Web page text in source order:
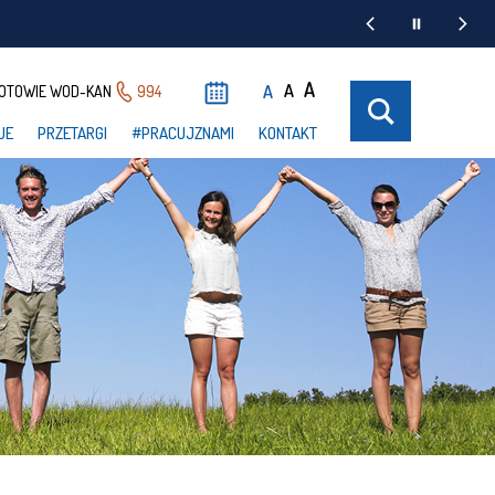
WOD-KAN 994 A A A
PRZETARGI #PRACUJZNAMI KONTAKT